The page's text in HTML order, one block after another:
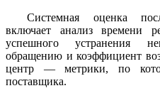
Системная оценка
включает анализ времени
успешного устранения
обращению и коэффициент
центр — метрики, по
поставщика.